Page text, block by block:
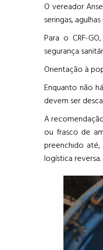
O vereador
seringas,
Para o CRF-
segurança
Orientação à
Enquanto não
devem ser
A
ou frasco de
preenchido
logística reversa.